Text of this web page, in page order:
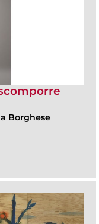
Borghese